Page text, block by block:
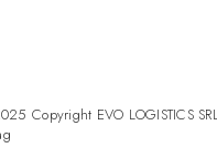
Copyright EVO LOGISTICS